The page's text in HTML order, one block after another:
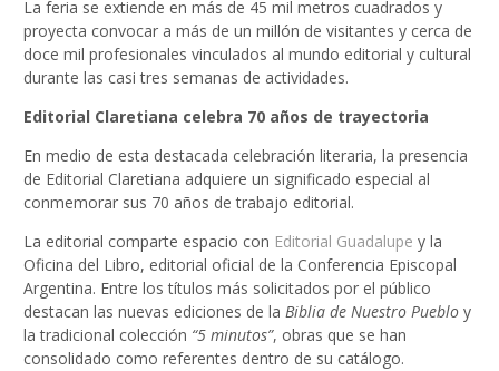
La feria se extiende en más de 45 mil metros cuadrados y
proyecta convocar a más de un millón de visitantes y cerca de
doce mil profesionales vinculados al mundo editorial y cultural
durante las casi tres semanas de actividades.
Editorial Claretiana celebra 70 años de trayectoria
En medio de esta destacada celebración literaria, la presencia
de Editorial Claretiana adquiere un significado especial al
conmemorar sus 70 años de trabajo editorial.
La editorial comparte espacio con Editorial Guadalupe y la
Oficina del Libro, editorial oficial de la Conferencia Episcopal
Argentina. Entre los títulos más solicitados por el público
destacan las nuevas ediciones de la Biblia de Nuestro Pueblo y
la tradicional colección “5 minutos”, obras que se han
consolidado como referentes dentro de su catálogo.